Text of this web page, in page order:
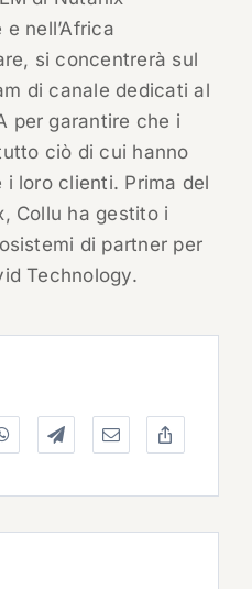
e nell’Africa
si concentrerà sul
di canale dedicati al
per garantire che i
ciò di cui hanno
i loro clienti. Prima del
Collu ha gestito i
di partner per
Technology.